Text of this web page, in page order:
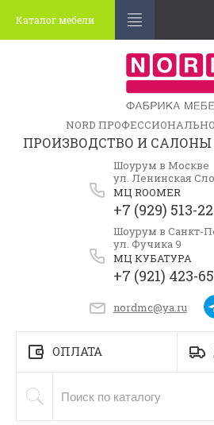
Каталог мебели
NORD
ПРОИЗВОДСТВО И
Шоурум в Москве
ул. Ленинская
МЦ ROOMER
+7 (929) 513-
Шоурум в Санкт-
ул. Фучика 9
МЦ КУБАТУРА
+7 (921) 423-
nordmc@ya.ru
ОПЛАТА